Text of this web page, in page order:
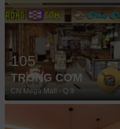
105
TRỐNG CƠM
CN Mega Mall - Q.9